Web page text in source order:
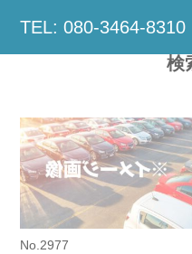
TEL: 080-3464-8310
検
No.2977